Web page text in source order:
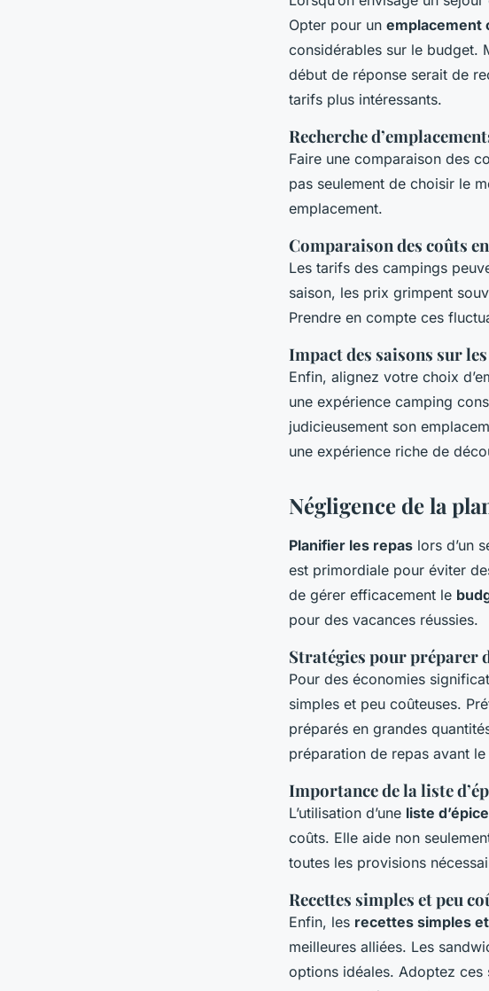
Opter pour un emplacement
considérables sur le budget.
début de réponse serait de
tarifs plus intéressants.
Recherche
Faire une comparaison des
pas seulement de choisir le
emplacement.
Comparaison des coûts
Les tarifs des campings
saison, les prix grimpent
Prendre en compte ces
Impact des saisons sur
Enfin, alignez votre choix
une expérience camping
judicieusement son
une expérience riche de
Négligence de la
Planifier les repas lors d’un
est primordiale pour éviter
de gérer efficacement le
pour des vacances réussies.
Stratégies pour préparer
Pour des économies
simples et peu coûteuses.
préparés en grandes
préparation de repas avant
Importance de la liste
L’utilisation d’une liste
coûts. Elle aide non
toutes les provisions
Recettes simples et peu
Enfin, les recettes simples
meilleures alliées. Les
options idéales. Adoptez ces